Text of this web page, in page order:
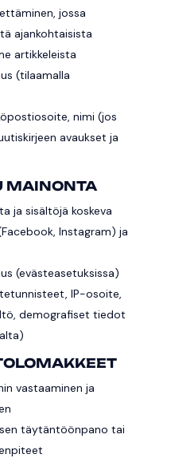
jossa
ajankohtaisista
artikkeleista
(tilaamalla
nimi (jos
avaukset ja
MAINONTA
ja sisältöjä koskeva
Instagram) ja
(evästeasetuksissa)
IP-osoite,
demografiset tiedot
vastaaminen ja
täytäntöönpano tai